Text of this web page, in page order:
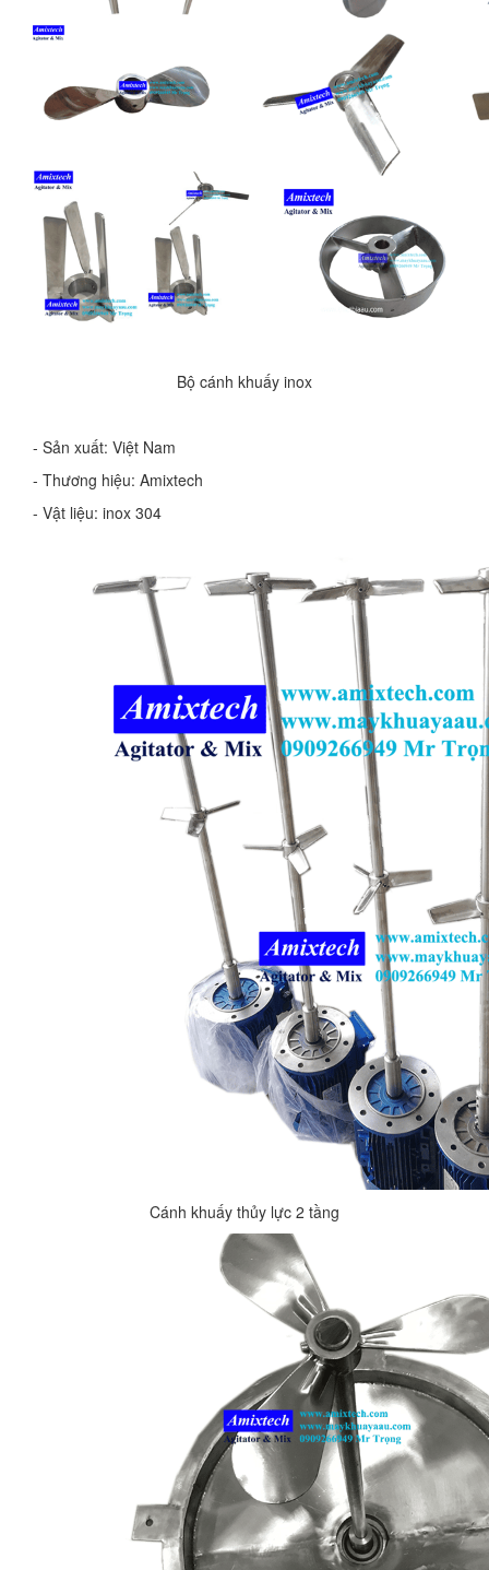
Bộ cánh khuấy inox
- Sản xuất: Việt Nam
- Thương hiệu: Amixtech
- Vật liệu: inox 304
Cánh khuấy thủy lực 2 tầng